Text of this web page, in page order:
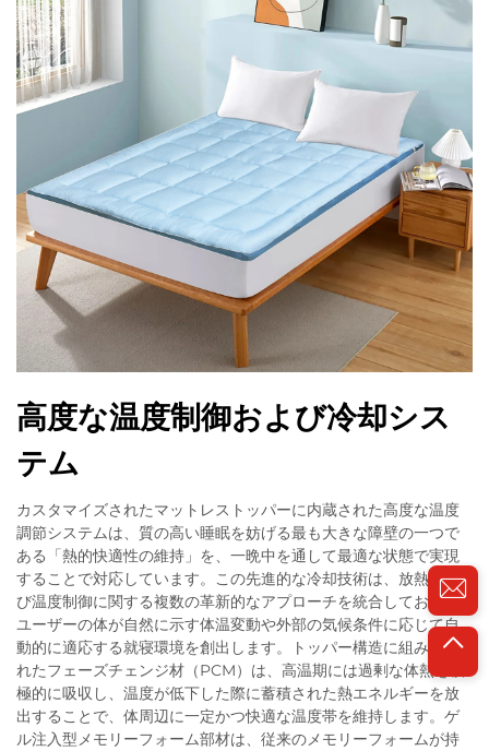
高度な温度制御および冷却シス
テム
カスタマイズされたマットレストッパーに内蔵された高度な温度
調節システムは、質の高い睡眠を妨げる最も大きな障壁の一つで
ある「熱的快適性の維持」を、一晩中を通して最適な状態で実現
することで対応しています。この先進的な冷却技術は、放熱およ
び温度制御に関する複数の革新的なアプローチを統合しており、
ユーザーの体が自然に示す体温変動や外部の気候条件に応じて自
動的に適応する就寝環境を創出します。トッパー構造に組み込ま
れたフェーズチェンジ材（PCM）は、高温期には過剰な体熱を積
極的に吸収し、温度が低下した際に蓄積された熱エネルギーを放
出することで、体周辺に一定かつ快適な温度帯を維持します。ゲ
ル注入型メモリーフォーム部材は、従来のメモリーフォームが持